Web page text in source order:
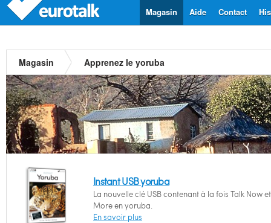
Contact
Aide
Magasin
Magasin Apprenez le yoruba
Instant USB yoruba
La nouvelle clé USB contenant à la fois Talk Now
More en yoruba.
En savoir plus